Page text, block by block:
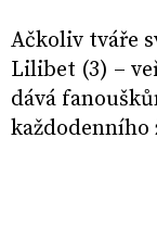
Ačkoliv tváře
Lilibet (3) –
dává
každodenního